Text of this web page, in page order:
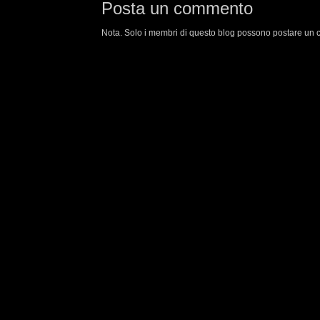
Posta un commento
Nota. Solo i membri di questo blog possono postare un